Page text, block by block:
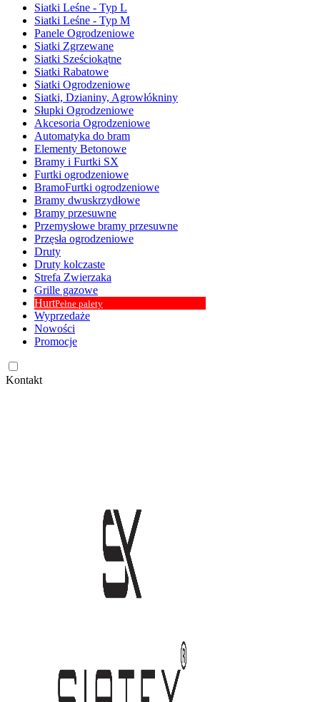
Siatki Leśne - Typ L
Siatki Leśne - Typ M
Panele Ogrodzeniowe
Siatki Zgrzewane
Siatki Sześciokątne
Siatki Rabatowe
Siatki Ogrodzeniowe
Siatki, Dzianiny, Agrowłókniny
Słupki Ogrodzeniowe
Akcesoria Ogrodzeniowe
Automatyka do bram
Elementy Betonowe
Bramy i Furtki SX
Furtki ogrodzeniowe
BramoFurtki ogrodzeniowe
Bramy dwuskrzydłowe
Bramy przesuwne
Przemysłowe bramy przesuwne
Przęsła ogrodzeniowe
Druty
Druty kolczaste
Strefa Zwierzaka
Grille gazowe
HurtPełne palety
Wyprzedaże
Nowości
Promocje
Kontakt